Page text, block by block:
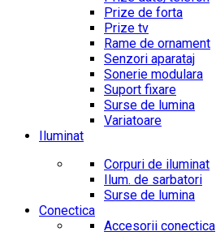
Prize de forta
Prize tv
Rame de ornament
Senzori aparataj
Sonerie modulara
Suport fixare
Surse de lumina
Variatoare
Iluminat
Corpuri de iluminat
Ilum. de sarbatori
Surse de lumina
Conectica
Accesorii conectica